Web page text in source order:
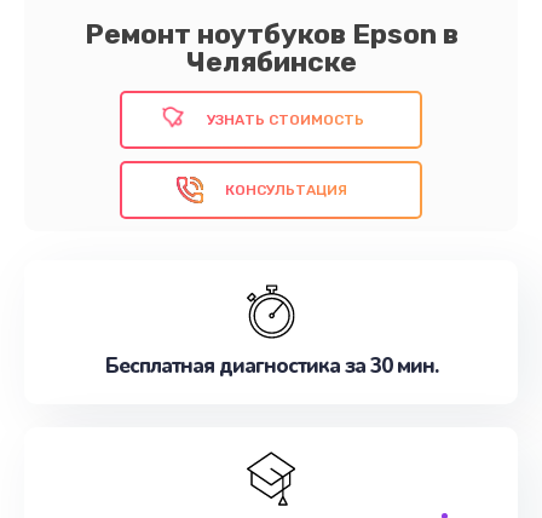
Ремонт ноутбуков Epson в
Челябинске
используя оригинальные запчасти, а также
гарантию на все виды работ. Удовлетворяем
потребности даже самых взыскательных
УЗНАТЬ СТОИМОСТЬ
КОНСУЛЬТАЦИЯ
Бесплатная диагностика за 30 мин.